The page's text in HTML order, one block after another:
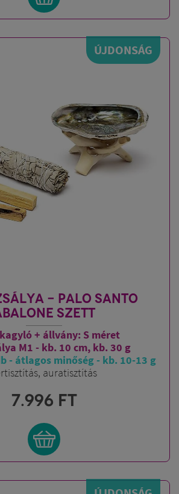
ÚJDONSÁG
- PALO SANTO
SZETT
+ állvány: S méret
M1 - kb. 10 cm, kb. 30 g
- átlagos minőség - kb. 10-13 g
auratisztítás
7.996 FT